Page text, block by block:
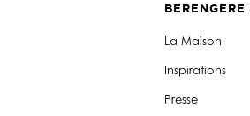
BERENGERE
La Maison
Inspirations
Presse